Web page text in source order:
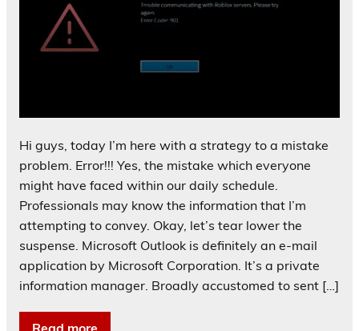
Hi guys, today I’m here with a strategy to a mistake
problem. Error!!! Yes, the mistake which everyone
might have faced within our daily schedule.
Professionals may know the information that I’m
attempting to convey. Okay, let’s tear lower the
suspense. Microsoft Outlook is definitely an e-mail
application by Microsoft Corporation. It’s a private
information manager. Broadly accustomed to sent […]